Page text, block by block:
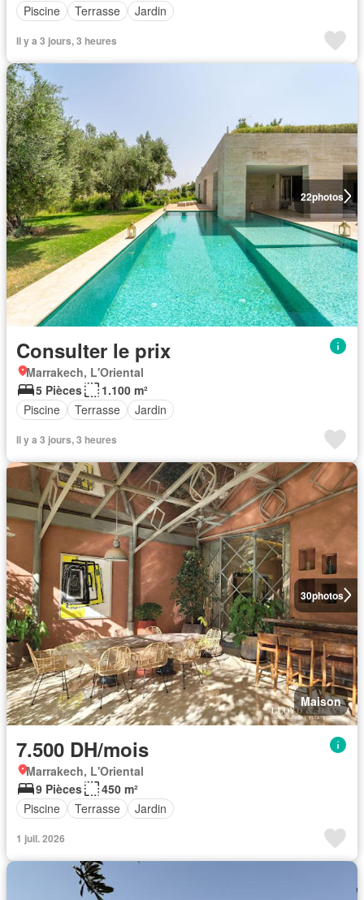
Piscine
Terrasse Jardin
Il y a 3 jours, 3 heures
22photos
Consulter le prix
Marrakech, L'Oriental
5 Pièces
1.100 m²
Piscine
Terrasse Jardin
Il y a 3 jours, 3 heures
30photos
Maison
7.500 DH/mois
Marrakech, L'Oriental
9 Pièces
450 m²
Piscine
Terrasse Jardin
1 juil. 2026